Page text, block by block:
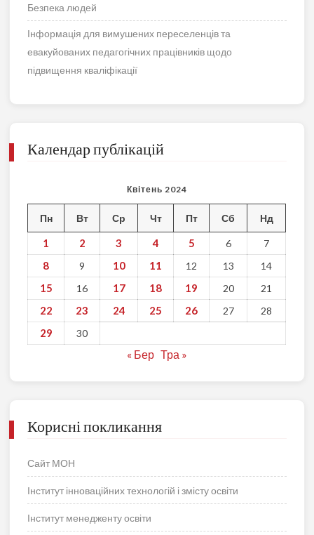
Безпека людей
Інформація для вимушених переселенців та
евакуйованих педагогічних працівників щодо
підвищення кваліфікації
Календар публікацій
Квітень 2024
Пн Вт Ср Чт Пт Сб Нд
1 2 3 4 5 6 7
8 9 10 11 12 13 14
15 16 17 18 19 20 21
22 23 24 25 26 27 28
29 30
« Бер Тра »
Корисні покликання
Сайт МОН
Інститут інноваційних технологій і змісту освіти
Інститут менедженту освіти